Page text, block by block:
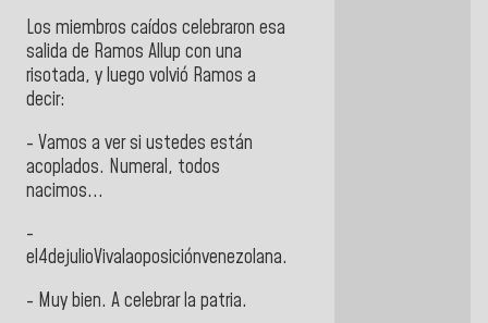
Los miembros caídos celebraron esa
salida de Ramos Allup con una
risotada, y luego volvió Ramos a
decir:
- Vamos a ver si ustedes están
acoplados. Numeral, todos
nacimos...
-
el4dejulioVivalaoposiciónvenezolana.
- Muy bien. A celebrar la patria.